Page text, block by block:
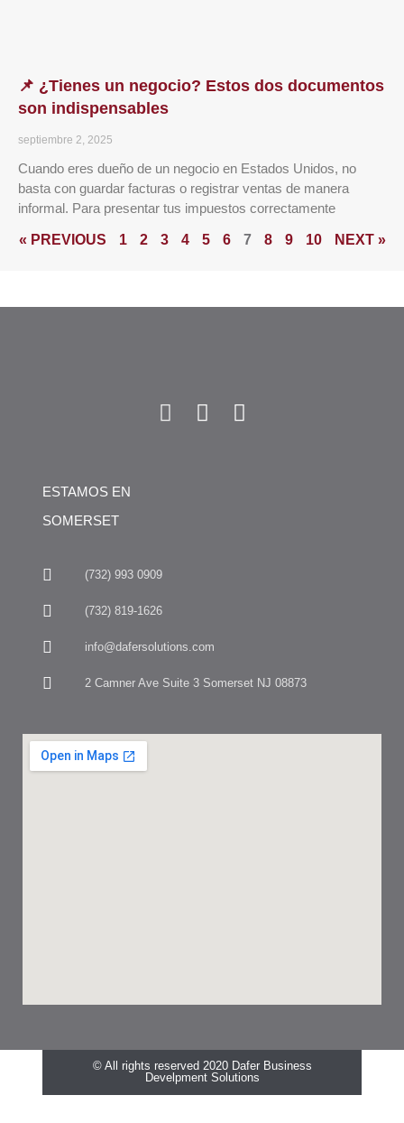
📌 ¿Tienes un negocio? Estos dos documentos
son indispensables
septiembre 2, 2025
Cuando eres dueño de un negocio en Estados Unidos, no
basta con guardar facturas o registrar ventas de manera
informal. Para presentar tus impuestos correctamente
« PREVIOUS 1 2 3 4 5 6 7 8 9 10 NEXT »
ESTAMOS EN
SOMERSET
(732) 993 0909
(732) 819-1626
info@dafersolutions.com
2 Camner Ave Suite 3 Somerset NJ 08873
© All rights reserved 2020 Dafer Business
Develpment Solutions